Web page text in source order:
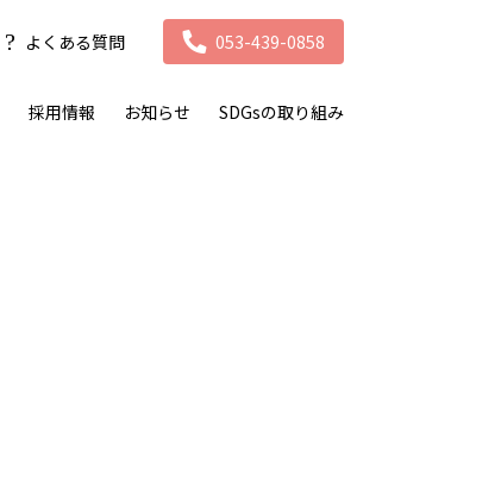
よくある質問 053-439-0858
採用情報 お知らせ SDGsの取り組み